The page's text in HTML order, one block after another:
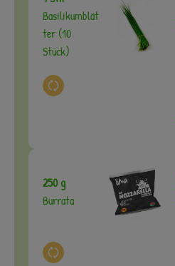
Basilikumblät
ter (10
Stück)
Auswahl ändern
250 g
Burrata
Auswahl ändern